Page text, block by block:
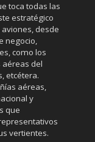
toca todas las
estratégico
desde
negocio,
como los
aéreas del
etcétera.
aéreas,
y
que
vertientes.